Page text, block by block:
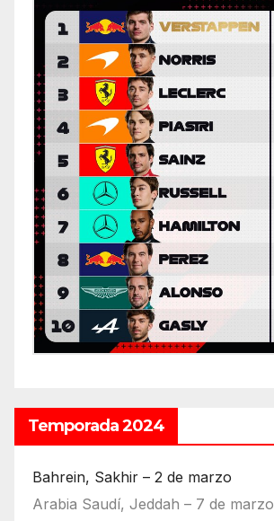
Temporada 2024
Bahrein, Sakhir – 2 de marzo
Arabia Saudí, Jeddah – 7 de marzo